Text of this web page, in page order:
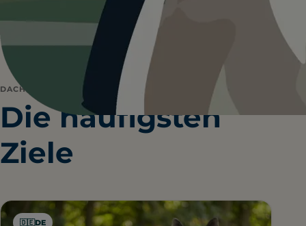
REGIONEN
19
LÄNDER
DACH-REGION
Die häufigsten
Ziele
🇩🇪 DE